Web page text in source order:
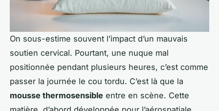
On sous-estime souvent l’impact d’un mauvais
soutien cervical. Pourtant, une nuque mal
positionnée pendant plusieurs heures, c’est comme
passer la journée le cou tordu. C’est là que la
mousse thermosensible entre en scène. Cette